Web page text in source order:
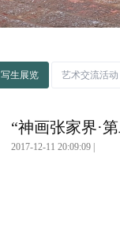
写生展览 艺术交流活动
“神画张家界·
2017-12-11 20:09:09 |